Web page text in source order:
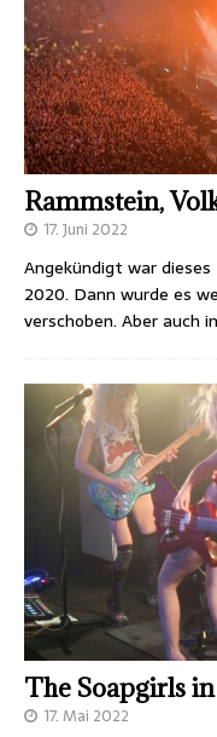
Rammstein,
17. Juni 2022
Angekündigt war
2020. Dann wurde es
verschoben. Aber auch
The Soapgirls
17. Mai 2022